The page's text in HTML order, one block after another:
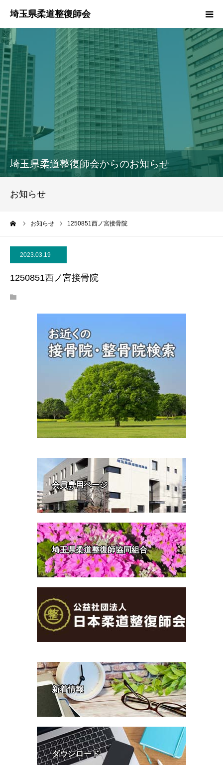
埼玉県柔道整復師会からのお知らせ
お知らせ
お知らせ 1250851西ノ宮接骨院
2023.03.19
1250851西ノ宮接骨院
会員専用ページ
埼玉県柔道整復師協同組合
新着情報
ダウンロード
本会のご紹介
情報公開
柔道整復師とは
接骨院・整骨院検索